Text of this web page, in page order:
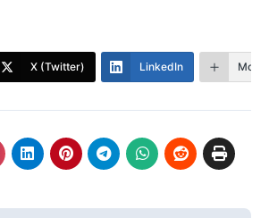
X (Twitter) LinkedIn More